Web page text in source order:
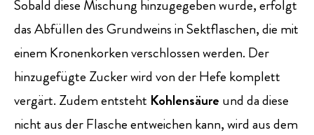
Sobald diese Mischung hinzugegeben wurde, erfolgt
das Abfüllen des Grundweins in Sektflaschen, die mit
einem Kronenkorken verschlossen werden. Der
hinzugefügte Zucker wird von der Hefe komplett
vergärt. Zudem entsteht Kohlensäure und da diese
nicht aus der Flasche entweichen kann, wird aus dem